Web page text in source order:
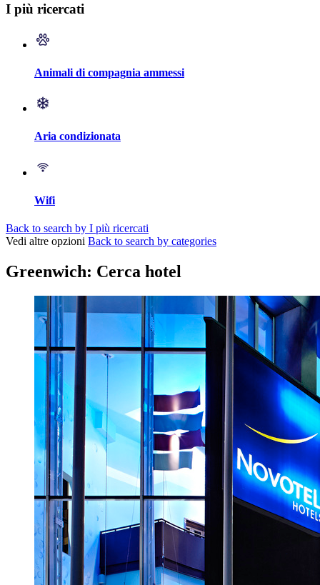
I più ricercati
Animali di compagnia ammessi
Aria condizionata
Wifi
Back to search by I più ricercati
Vedi altre opzioni Back to search by categories
Greenwich: Cerca hotel